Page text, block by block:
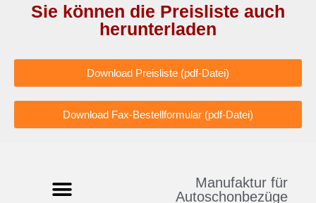
Sie können die Preisliste auch
herunterladen
Download Preisliste (pdf-Datei)
Download Fax-Bestellformular (pdf-Datei)
Manufaktur für
Autoschonbezüge